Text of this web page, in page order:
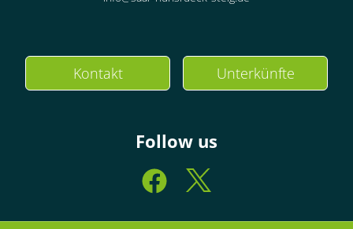
Kontakt Unterkünfte
Follow us